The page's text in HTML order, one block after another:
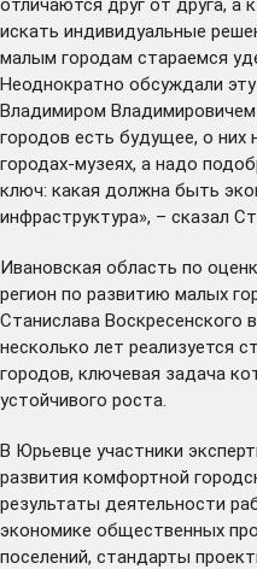
искать индивидуальные
малым городам стараемся
Неоднократно обсуждали
Владимиром
городов есть будущее, о них
городах-музеях, а надо
ключ: какая должна быть
инфраструктура», – сказал
Ивановская область по
регион по развитию малых
Станислава Воскресенского
несколько лет реализуется
городов, ключевая задача
устойчивого роста.
В Юрьевце участники
развития комфортной
результаты деятельности
экономике общественных
поселений, стандарты